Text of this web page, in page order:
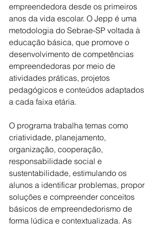
empreendedora desde os primeiros
anos da vida escolar. O Jepp é uma
metodologia do Sebrae-SP voltada à
educação básica, que promove o
desenvolvimento de competências
empreendedoras por meio de
atividades práticas, projetos
pedagógicos e conteúdos adaptados
a cada faixa etária.
O programa trabalha temas como
criatividade, planejamento,
organização, cooperação,
responsabilidade social e
sustentabilidade, estimulando os
alunos a identificar problemas, propor
soluções e compreender conceitos
básicos de empreendedorismo de
forma lúdica e contextualizada. As